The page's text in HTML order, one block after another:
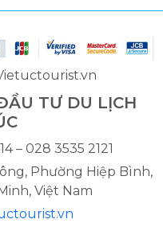
TƯ DU LỊCH
– 028 3535 2121
Phường Hiệp Bình,
Việt Nam